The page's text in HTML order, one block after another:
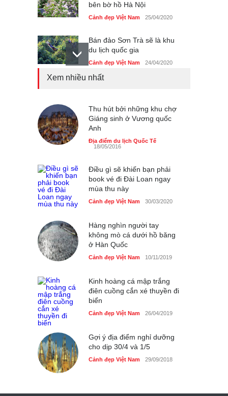
bên bờ hồ Hà Nội
Cảnh đẹp Việt Nam 25/04/2020
Bán đảo Sơn Trà sẽ là khu
du lịch quốc gia
Cảnh đẹp Việt Nam 24/04/2020
Cảnh đẹp Việt Nam 25/04/2020
Nhiều hoạt động tôn vinh
nhà giáo tại Đầm Sen
Xem nhiều nhất
Thu hút bởi những khu chợ
Giáng sinh ở Vương quốc
Anh
Địa điểm du lịch Quốc Tế
18/05/2016
Điều gì sẽ khiến bạn phải
book vé đi Đài Loan ngay
mùa thu này
Cảnh đẹp Việt Nam 30/03/2020
Hàng nghìn người tay
không mò cá dưới hồ băng
ở Hàn Quốc
Cảnh đẹp Việt Nam 10/11/2019
Kinh hoàng cá mập trắng
điên cuồng cắn xé thuyền đi
biển
Cảnh đẹp Việt Nam 26/04/2019
Gợi ý địa điểm nghỉ dưỡng
cho dịp 30/4 và 1/5
Cảnh đẹp Việt Nam 29/09/2018